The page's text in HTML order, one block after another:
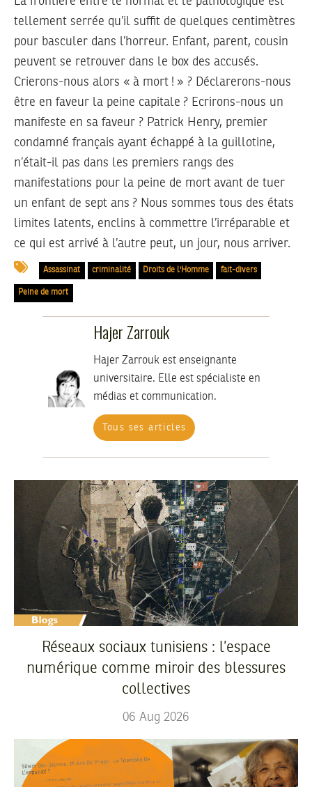
tellement serrée qu’il suffit de quelques centimètres
pour basculer dans l’horreur. Enfant, parent, cousin
peuvent se retrouver dans le box des accusés.
Crierons-nous alors « à mort ! » ? Déclarerons-nous
être en faveur la peine capitale ? Ecrirons-nous un
manifeste en sa faveur ? Patrick Henry, premier
condamné français ayant échappé à la guillotine,
n’était-il pas dans les premiers rangs des
manifestations pour la peine de mort avant de tuer
un enfant de sept ans ? Nous sommes tous des états
limites latents, enclins à commettre l’irréparable et
ce qui est arrivé à l’autre peut, un jour, nous arriver.
Assassinat criminalité Droits de l'Homme fait-divers
Peine de mort
Hajer Zarrouk
Hajer Zarrouk est enseignante
universitaire. Elle est spécialiste en
médias et communication.
Tous ses articles
Réseaux sociaux tunisiens : l’espace
numérique comme miroir des blessures
collectives
06 Aug 2026